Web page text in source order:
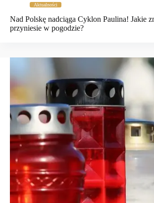
Aktualności
Nad Polskę nadciąga Cyklon Paulina! Jakie
przyniesie w pogodzie?